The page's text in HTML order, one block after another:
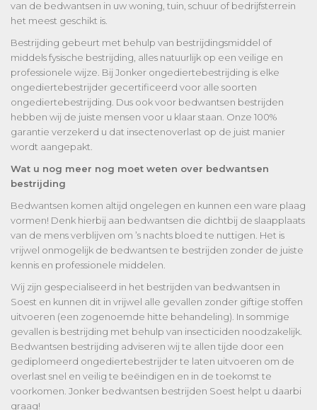
van de bedwantsen in uw woning, tuin, schuur of bedrijfsterrein
het meest geschikt is.
Bestrijding gebeurt met behulp van bestrijdingsmiddel of
middels fysische bestrijding, alles natuurlijk op een veilige en
professionele wijze. Bij Jonker ongediertebestrijding is elke
ongediertebestrijder gecertificeerd voor alle soorten
ongediertebestrijding. Dus ook voor bedwantsen bestrijden
hebben wij de juiste mensen voor u klaar staan. Onze 100%
garantie verzekerd u dat insectenoverlast op de juist manier
wordt aangepakt.
Wat u nog meer nog moet weten over bedwantsen
bestrijding
Bedwantsen komen altijd ongelegen en kunnen een ware plaag
vormen! Denk hierbij aan bedwantsen die dichtbij de slaapplaats
van de mens verblijven om ’s nachts bloed te nuttigen. Het is
vrijwel onmogelijk de bedwantsen te bestrijden zonder de juiste
kennis en professionele middelen.
Wij zijn gespecialiseerd in het bestrijden van bedwantsen in
Soest en kunnen dit in vrijwel alle gevallen zonder giftige stoffen
uitvoeren (een zogenoemde hitte behandeling). In sommige
gevallen is bestrijding met behulp van insecticiden noodzakelijk.
Bedwantsen bestrijding adviseren wij te allen tijde door een
gediplomeerd ongediertebestrijder te laten uitvoeren om de
overlast snel en veilig te beëindigen en in de toekomst te
voorkomen. Jonker bedwantsen bestrijden Soest helpt u daarbi
graag!